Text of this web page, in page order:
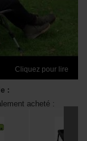
Cliquez pour lire
:
acheté :